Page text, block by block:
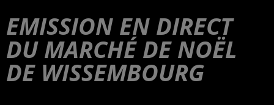
EMISSION EN DIRECT
DU MARCHÉ DE NOËL
DE WISSEMBOURG